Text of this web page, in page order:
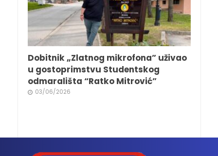
Dobitnik „Zlatnog mikrofona” uživao
u gostoprimstvu Studentskog
odmarališta “Ratko Mitrović”
03/06/2026